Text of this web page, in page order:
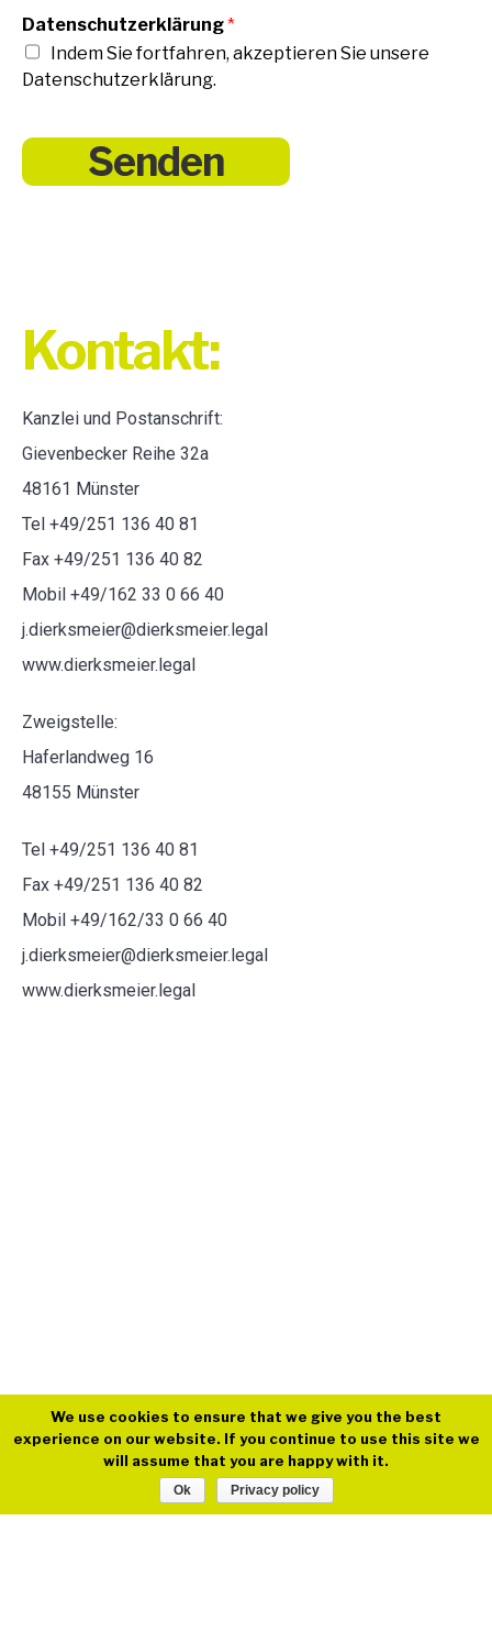
Datenschutzerklärung*
Indem Sie fortfahren, akzeptieren Sie unsere
Datenschutzerklärung.
Senden
Kontakt:
Kanzlei und Postanschrift:
Gievenbecker Reihe 32a
48161 Münster
Tel +49/251 136 40 81
Fax +49/251 136 40 82
Mobil +49/162 33 0 66 40
j.dierksmeier@dierksmeier.legal
www.dierksmeier.legal
Zweigstelle:
Haferlandweg 16
48155 Münster
Tel +49/251 136 40 81
Fax +49/251 136 40 82
Mobil +49/162/33 0 66 40
j.dierksmeier@dierksmeier.legal
www.dierksmeier.legal
We use cookies to ensure that we give you the best
experience on our website. If you continue to use this site we
will assume that you are happy with it.
Ok Privacy policy